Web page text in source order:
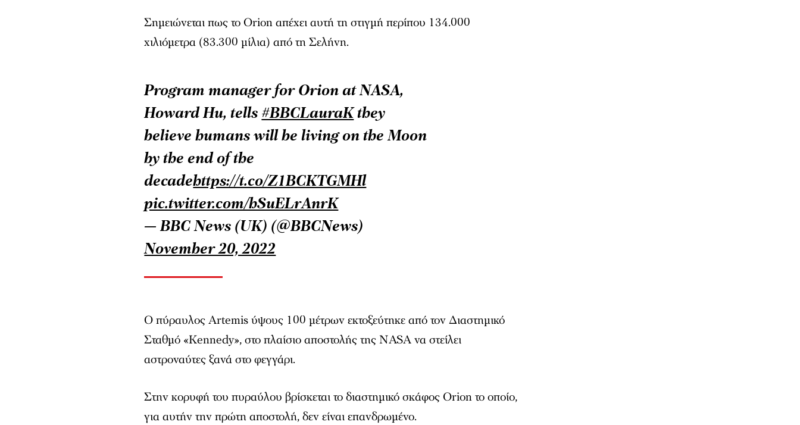
Σημειώνεται πως το Orion απέχει αυτή τη στιγμή περίπου 134.000
χιλιόμετρα (83.300 μίλια) από τη Σελήνη.
Program manager for Orion at NASA,
Howard Hu, tells #BBCLauraKthey
believe humans will be living on the Moon
by the end of the
decadehttps://t.co/Z1BCKTGMHl
pic.twitter.com/hSuELrAnrK
— BBC News (UK) (@BBCNews)
November 20, 2022
Ο πύραυλος Artemis ύψους 100 μέτρων εκτοξεύτηκε από τον Διαστημικό
Σταθμό «Kennedy», στο πλαίσιο αποστολής της NASA να στείλει
αστροναύτες ξανά στο φεγγάρι.
Στην κορυφή του πυραύλου βρίσκεται το διαστημικό σκάφος Orion το οποίο,
για αυτήν την πρώτη αποστολή, δεν είναι επανδρωμένο.